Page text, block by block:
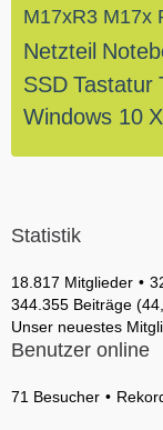
M17xR3 M17x
Netzteil
SSD Tastatur
Windows 10
Statistik
18.817 Mitglieder
344.355 Beiträge
Unser neuestes
Benutzer online
71 Besucher